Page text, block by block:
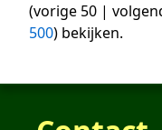
(vorige 50 |
500) bekijken.